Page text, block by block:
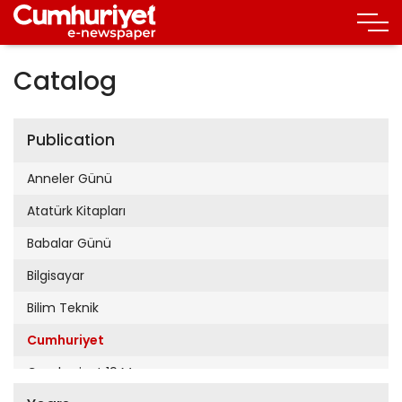
Catalog
Publication
Anneler Günü
Atatürk Kitapları
Babalar Günü
Bilgisayar
Bilim Teknik
Cumhuriyet
Cumhuriyet 19 Mayıs